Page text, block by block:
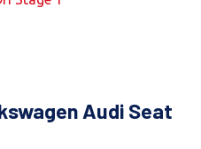
Audi Seat